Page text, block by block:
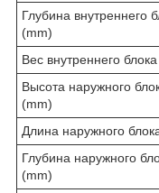
Глубина внутреннего
(mm)
Вес внутреннего
Высота наружного
(mm)
Длина наружного
Глубина наружного
(mm)